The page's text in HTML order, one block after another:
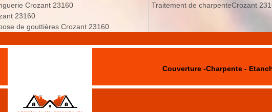
Crozant 23160
23160
de gouttières Crozant 23160
Traitement de charpenteCrozant
Couverture -Charpente -